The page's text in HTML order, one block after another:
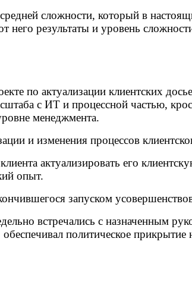
сложности, который в
него результаты и уровень
по актуализации клиентских
с ИТ и процессной частью,
менеджмента.
и изменения процессов
клиента актуализировать его
опыт.
запуском
встречались с назначенным
политическое